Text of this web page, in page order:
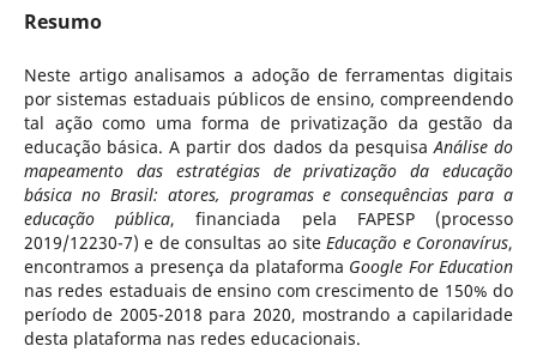
Resumo
Neste artigo analisamos a adoção de ferramentas digitais
por sistemas estaduais públicos de ensino, compreendendo
tal ação como uma forma de privatização da gestão da
educação básica. A partir dos dados da pesquisaAnálise do
mapeamento das estratégias de privatização da educação
básica no Brasil: atores, programas e consequências para a
educação pública, financiada pela FAPESP (processo
2019/12230-7) e de consultas ao siteEducação e Coronavírus,
encontramos a presença da plataforma Google For Education
nas redes estaduais de ensino com crescimento de 150% do
período de 2005-2018 para 2020, mostrando a capilaridade
desta plataforma nas redes educacionais.